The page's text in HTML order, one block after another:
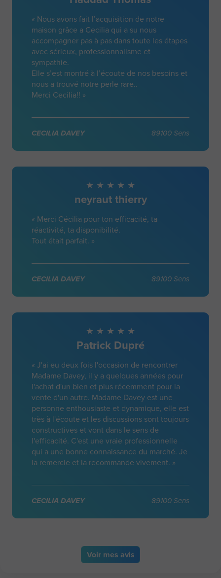
Voir mes avis
« Nous avons fait l’acquisition de notre
maison grâce a Cecilia qui a su nous
accompagner pas à pas dans toute les étapes
avec sérieux, professionnalisme et
sympathie.
Elle s’est montré à l’écoute de nos besoins et
nous a trouvé notre perle rare..
Merci Cecilia!! »
CECILIA DAVEY 89100 Sens
neyraut thierry
« Merci Cécilia pour ton efficacité, ta
réactivité, ta disponibilité.
Tout était parfait. »
CECILIA DAVEY 89100 Sens
Patrick Dupré
« J'ai eu deux fois l'occasion de rencontrer
Madame Davey, il y a quelques années pour
l'achat d'un bien et plus récemment pour la
vente d'un autre. Madame Davey est une
personne enthousiaste et dynamique, elle est
très à l'écoute et les discussions sont toujours
constructives et vont dans le sens de
l'efficacité. C'est une vraie professionnelle
qui a une bonne connaissance du marché. Je
la remercie et la recommande vivement. »
CECILIA DAVEY 89100 Sens